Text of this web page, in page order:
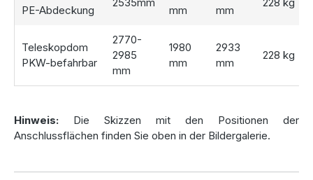
für eine effiziente Entwässerung der
Zisterne
und schützt
gelangen könnten.
Optimierte Wasserentnahme –
Flexibilität für Ihre
Gartenbewässerung
PE-Abdeckung
mm
mm
Teleskopdom
PKW-befahrbar
2770-
2985
mm
1980
mm
2933
mm
228 kg
Hinweis: Die Skizzen mit den Positionen der
Anschlussflächen finden Sie oben in der Bildergalerie.